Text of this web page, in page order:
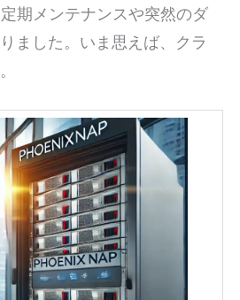
期メンテナンスや突然のダ
ました。いま思えば、クラ